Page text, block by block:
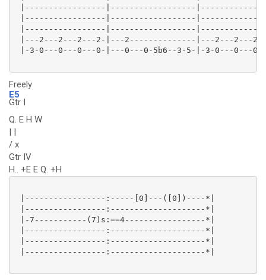
|-----------------|------------------
|-----------------|------------------
|-----------------|------------------
|---2---2---2---2-|---2--------------|---2---2---
|-3-0---0---0---0-|---0---0-5b6--3-5-|-3-0---0---
Freely
E5
Gtr I
Q. E H W
| |
/ x
Gtr IV
H.. +E E Q. +H
|-----------------:-----[0]---([0])----*|
|-----------------:--------------------*|
|-7-----------(7)s:==4-----------------*|
|-----------------:--------------------*|
|-----------------:--------------------*|
|-----------------:--------------------*|